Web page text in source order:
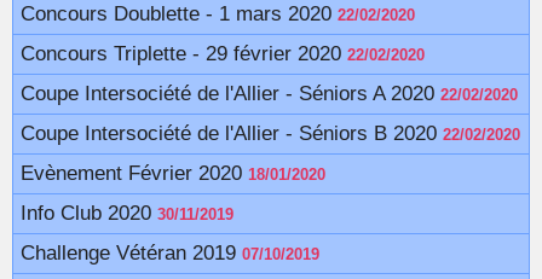
Concours Doublette - 1 mars 2020 22/02/2020
Concours Triplette - 29 février 2020 22/02/2020
Coupe Intersociété de l'Allier - Séniors A 2020 22/02/2020
Coupe Intersociété de l'Allier - Séniors B 2020 22/02/2020
Evènement Février 2020 18/01/2020
Info Club 2020 30/11/2019
Challenge Vétéran 2019 07/10/2019